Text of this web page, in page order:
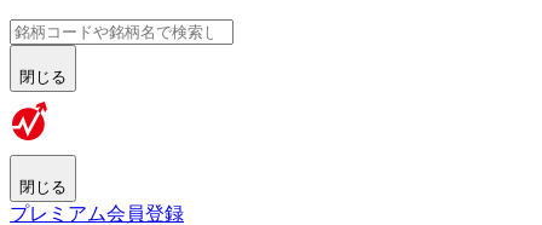
閉じる
閉じる
プレミアム会員登録